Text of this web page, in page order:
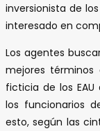
inversionista de
interesado en
Los agentes
mejores
ficticia de los
los funcionarios
esto, según las